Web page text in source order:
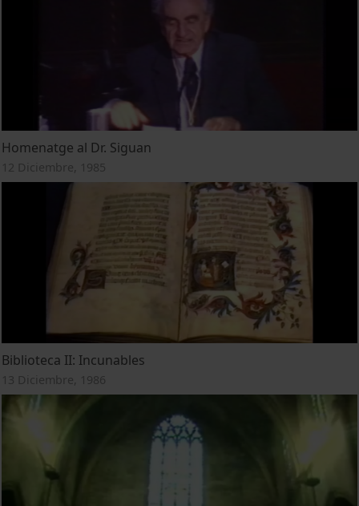
Homenatge al Dr. Siguan
12 Diciembre, 1985
Biblioteca II: Incunables
13 Diciembre, 1986